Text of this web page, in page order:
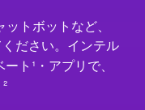
ト ボ ッ トなど、
ださい。インテル
ト¹ ・ア プ リ で、